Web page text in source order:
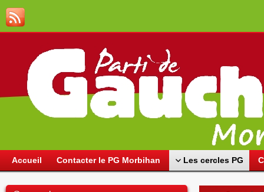
Accueil Contacter le PG Morbihan Les cercles PG